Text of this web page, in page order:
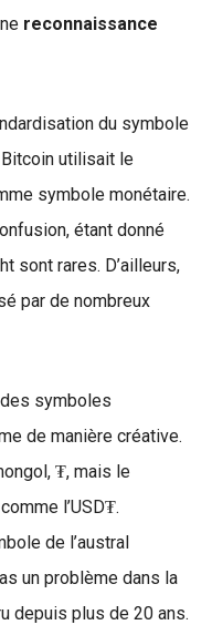
reconnaissance
du symbole
Bitcoin utilisait le
symbole monétaire.
étant donné
sont rares. D’ailleurs,
par de nombreux
symboles
de manière créative.
₮, mais le
l’USD₮.
de l’austral
un problème dans la
depuis plus de 20 ans.